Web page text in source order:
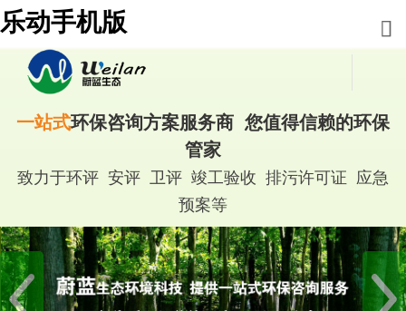
乐动手机版
一站式环保咨询方案服务商 您值得信赖的环保
管家
致力于环评 安评 卫评 竣工验收 排污许可证 应急
预案等